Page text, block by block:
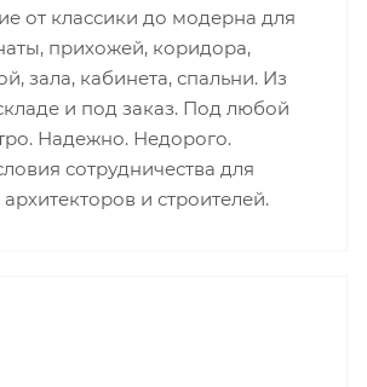
от классики до модерна для
прихожей, коридора,
зала, кабинета, спальни. Из
и под заказ. Под любой
Надежно. Недорого.
сотрудничества для
и строителей.